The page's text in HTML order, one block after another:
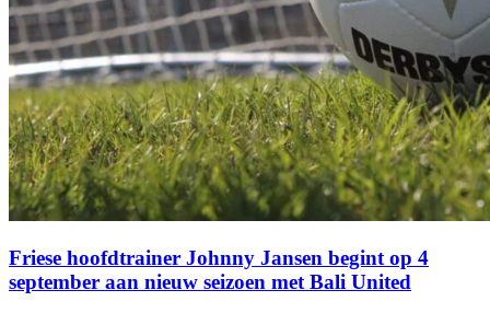
Friese hoofdtrainer Johnny Jansen begint op 4
september aan nieuw seizoen met Bali United